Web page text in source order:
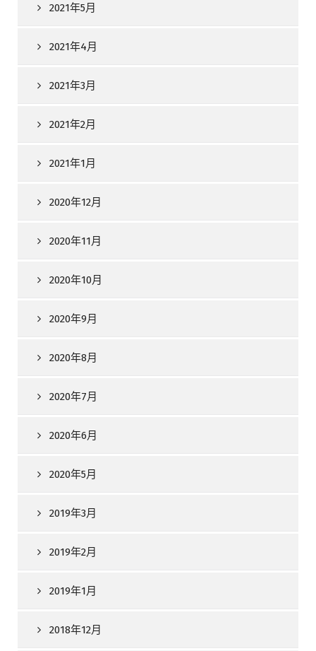
2021年5月
2021年4月
2021年3月
2021年2月
2021年1月
2020年12月
2020年11月
2020年10月
2020年9月
2020年8月
2020年7月
2020年6月
2020年5月
2019年3月
2019年2月
2019年1月
2018年12月